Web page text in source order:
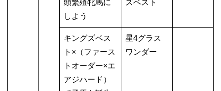
頭繁殖牝馬に
しよう
ズベスト
キングズベス
ト×（ファース
トオーダー×エ
アジハード）
星4グラス
ワンダー